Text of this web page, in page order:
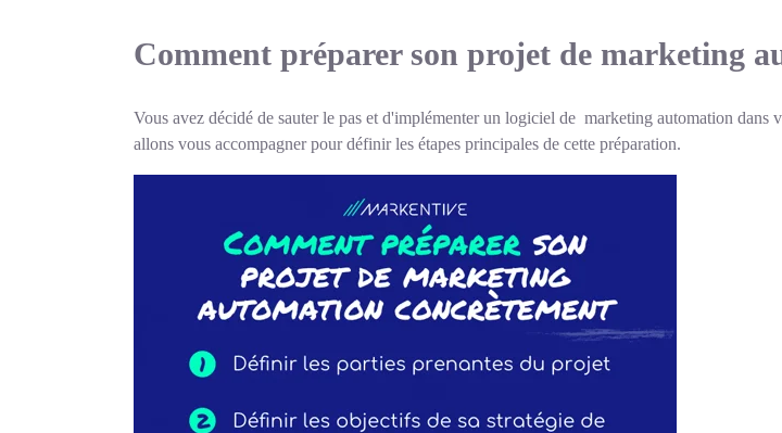
Comment préparer son projet de marketing
Vous avez décidé de sauter le pas et d'implémenter un logiciel de marketing automation
allons vous accompagner pour définir les étapes principales de cette préparation.